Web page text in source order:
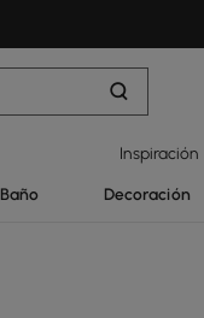
Inspiración
Baño Decoración